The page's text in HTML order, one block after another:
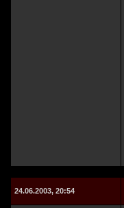
24.06.2003, 20:54